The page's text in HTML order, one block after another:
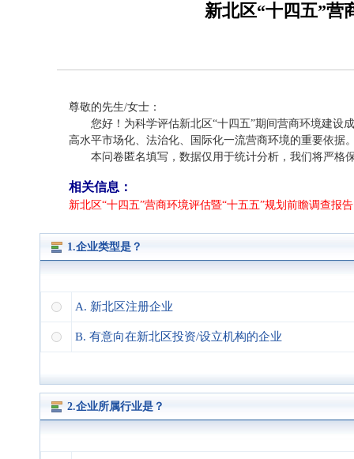
新北区“十四五”营
尊敬的先生/女士：
您好！为科学评估新北区“十四五”期间营商环境建设
高水平市场化、法治化、国际化一流营商环境的重要依据
本问卷匿名填写，数据仅用于统计分析，我们将严
相关信息：
新北区“十四五”营商环境评估暨“十五五”规划前瞻调查报
1.企业类型是？
A. 新北区注册企业
B. 有意向在新北区投资/设立机构的企业
2.企业所属行业是？